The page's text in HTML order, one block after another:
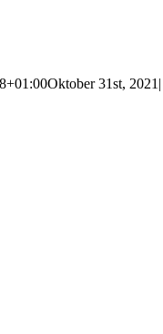
Oktober 31st, 2021 |